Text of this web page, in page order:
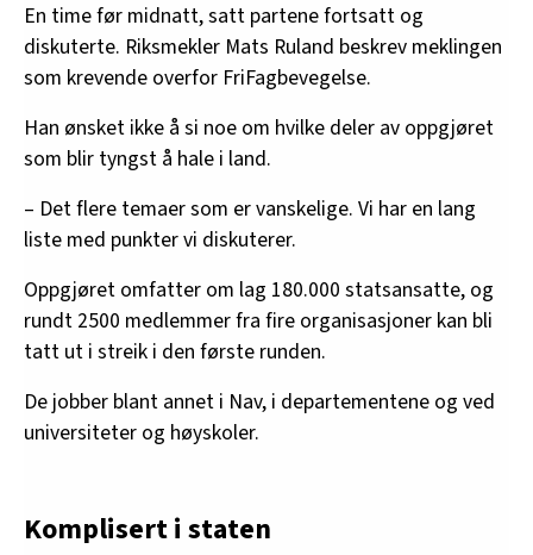
En time før midnatt, satt partene fortsatt og
diskuterte. Riksmekler Mats Ruland beskrev meklingen
som krevende overfor FriFagbevegelse.
Han ønsket ikke å si noe om hvilke deler av oppgjøret
som blir tyngst å hale i land.
– Det flere temaer som er vanskelige. Vi har en lang
liste med punkter vi diskuterer.
Oppgjøret omfatter om lag 180.000 statsansatte, og
rundt 2500 medlemmer fra fire organisasjoner kan bli
tatt ut i streik i den første runden.
De jobber blant annet i Nav, i departementene og ved
universiteter og høyskoler.
Komplisert i staten